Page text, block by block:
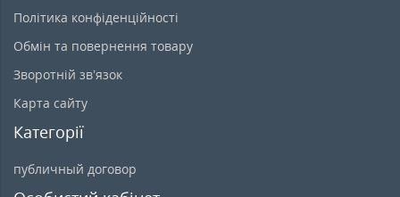
Політика конфіденційності
Обмін та повернення товару
Зворотній зв’язок
Карта сайту
Категорії
публичный договор